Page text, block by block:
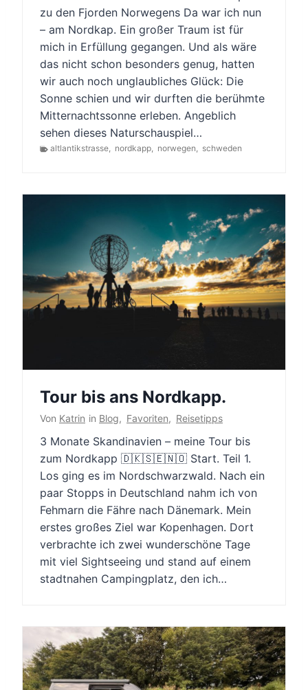
zu den Fjorden Norwegens Da war ich nun
– am Nordkap. Ein großer Traum ist für
mich in Erfüllung gegangen. Und als wäre
das nicht schon besonders genug, hatten
wir auch noch unglaubliches Glück: Die
Sonne schien und wir durften die berühmte
Mitternachtssonne erleben. Angeblich
sehen dieses Naturschauspiel…
altlantikstrasse, nordkapp, norwegen, schweden
Tour bis ans Nordkapp.
Von Katrin in Blog, Favoriten, Reisetipps
3 Monate Skandinavien – meine Tour bis
zum Nordkapp 🇩🇰🇸🇪🇳🇴 Start. Teil 1.
Los ging es im Nordschwarzwald. Nach ein
paar Stopps in Deutschland nahm ich von
Fehmarn die Fähre nach Dänemark. Mein
erstes großes Ziel war Kopenhagen. Dort
verbrachte ich zwei wunderschöne Tage
mit viel Sightseeing und stand auf einem
stadtnahen Campingplatz, den ich…